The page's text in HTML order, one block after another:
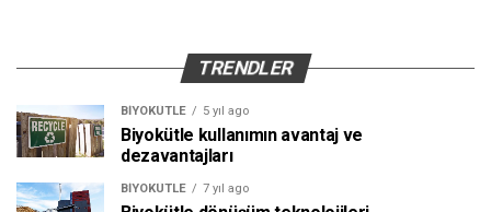
TRENDLER
BIYOKÜTLE 5 yıl ago
Biyokütle kullanımın avantaj ve
dezavantajları
BIYOKÜTLE 7 yıl ago